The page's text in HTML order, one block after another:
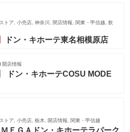
トア, 小売店, 神奈川, 閉店情報, 関東・甲信越, 飲
ドン・キホーテ東名相模原店
開店情報
ドン・キホーテCOSU MODE
トア, 小売店, 栃木, 開店情報, 関東・甲信越
ＭＥＧＡドン・キホーテラパーク